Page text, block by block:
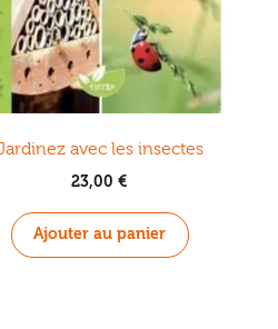
avec les insectes
23,00€
Ajouter au panier